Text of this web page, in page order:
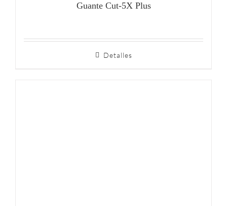
Guante Cut-5X Plus
Detalles